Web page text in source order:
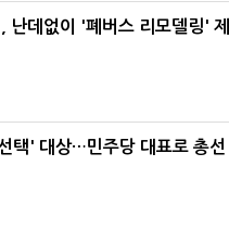
난데없이 '폐버스 리모델링'
택' 대상…민주당 대표로 총선